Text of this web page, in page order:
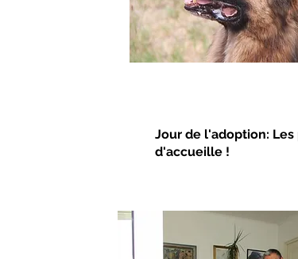
Jour de l'adoption:
d'accueille !